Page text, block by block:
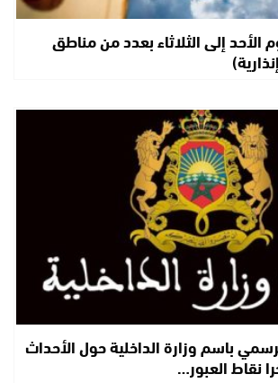
الأحد إلى الثلاثاء بعدد من مناطق
باسم وزارة الداخلية حول الأحداث
نقاط العبور…